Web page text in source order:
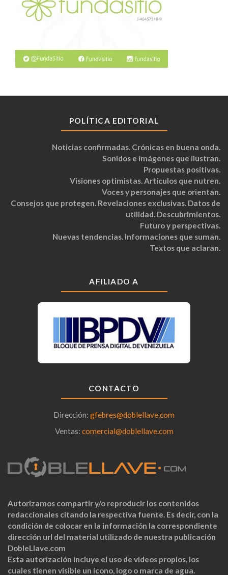
POLÍTICA EDITORIAL
Noticias confirmadas. Crónicas en buena onda.
Sonidos e imágenes que ilustran.
Propuestas positivas.
Visiones optimistas. Artículos que nutren.
Voces y personajes que orientan.
Consejos que protegen. Revelaciones exclusivas. Datos de
utilidad. Descubrimientos.
Futuro y perspectivas.
Nuevas tendencias. Informaciones que suman.
Textos que aclaran.
AFILIADO A
CONTACTO
Dirección: gfebres@doblellave.com
Ventas: comercial@doblellave.com
Autorizamos compartir y/o reproducir los contenidos
redaccionales citando la respectiva fuente. Es decir, con la
condición de colocar en la información la correspondiente
dirección url del material utilizado de nuestra publicación
DobleLlave.com
Esta autorización incluye el uso de videos propios, los
cuales tienen visible un ícono, logo o marca de agua.